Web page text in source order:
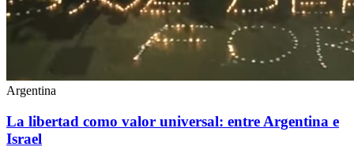
Argentina
La libertad como valor universal: entre Argentina e
Israel